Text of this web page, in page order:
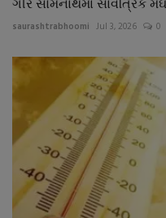
ગીર સોમનાથમાં સાવર્ત્રિક
saurashtrabhoomi Jul 3, 2026 0